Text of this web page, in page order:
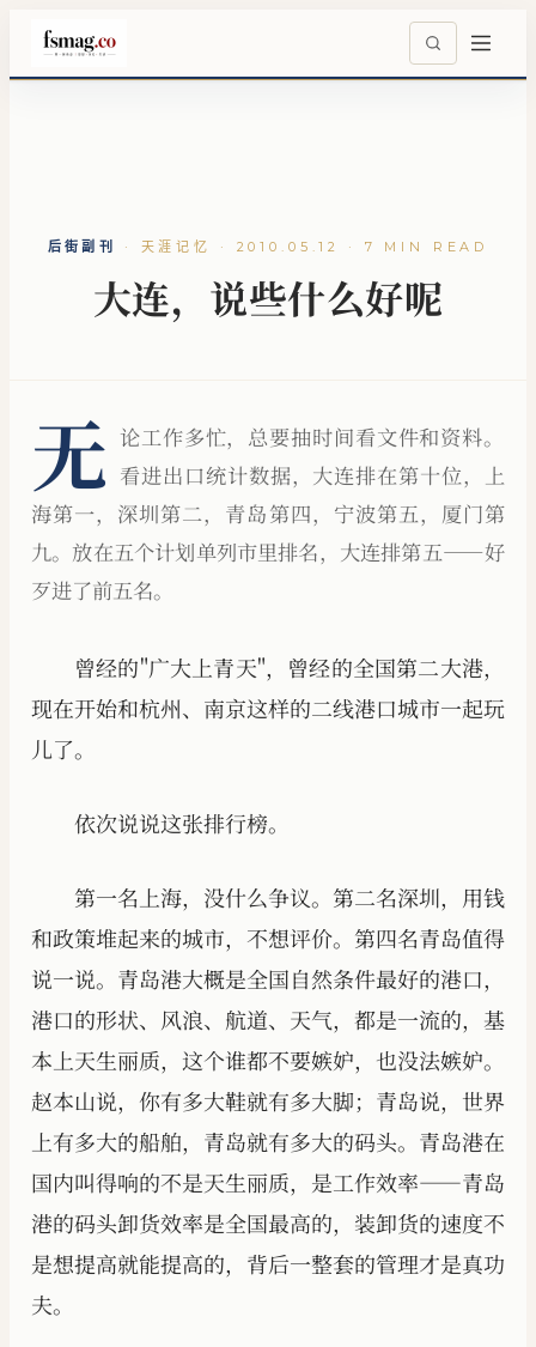
后街副刊 · 天涯记忆 · 2010.05.12 · 7 MIN READ
大连，说些什么好呢
无 论工作多忙，总要抽时间看文件和资料。
看进出口统计数据，大连排在第十位，上
海第一，深圳第二，青岛第四，宁波第五，厦门第
九。放在五个计划单列市里排名，大连排第五——好
歹进了前五名。
曾经的"广大上青天"，曾经的全国第二大港，
现在开始和杭州、南京这样的二线港口城市一起玩
儿了。
依次说说这张排行榜。
第一名上海，没什么争议。第二名深圳，用钱
和政策堆起来的城市，不想评价。第四名青岛值得
说一说。青岛港大概是全国自然条件最好的港口，
港口的形状、风浪、航道、天气，都是一流的，基
本上天生丽质，这个谁都不要嫉妒，也没法嫉妒。
赵本山说，你有多大鞋就有多大脚；青岛说，世界
上有多大的船舶，青岛就有多大的码头。青岛港在
国内叫得响的不是天生丽质，是工作效率——青岛
港的码头卸货效率是全国最高的，装卸货的速度不
是想提高就能提高的，背后一整套的管理才是真功
夫。